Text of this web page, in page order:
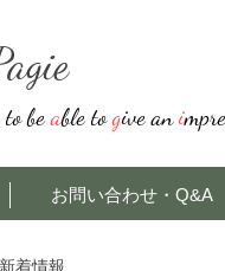
to beable togive ani
お問い合わせ・Q&A
新着情報